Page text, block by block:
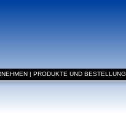
| PRODUKTE UND BESTELLUNG